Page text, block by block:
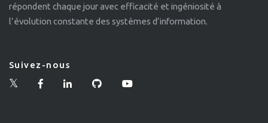
répondent chaque jour avec efficacité et ingéniosité à
l’évolution constante des systèmes d’information.
Suivez-nous